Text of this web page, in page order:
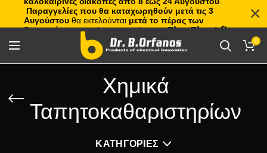
0
Χημικά
Ταπητοκαθαριστηρίων
ΚΑΤΗΓΟΡΙΕΣ
Παραγγελίες που θα καταχωρηθούν μετά τις 3
Αυγούστου θα εκτελούνται μετά το πέρας των
διακοπών, με σειρά προτεραιότητας.Πλιτς Πλατς!🏖️🌊